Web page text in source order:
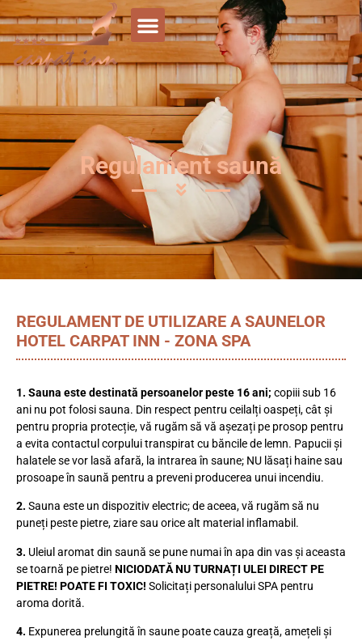
Regulament saună
REGULAMENT DE UTILIZARE A SAUNELOR
HOTEL CARPAT INN - ZONA SPA
1. Sauna este destinată persoanelor peste 16 ani; copiii sub 16
ani nu pot folosi sauna. Din respect pentru ceilalți oaspeți, cât și
pentru propria protecție, vă rugăm să vă așezați pe prosop pentru
a evita contactul corpului transpirat cu băncile de lemn. Papucii și
halatele se vor lasă afară, la intrarea în saune; NU lăsați haine sau
prosoape în saună pentru a preveni producerea unui incendiu.
2. Sauna este un dispozitiv electric; de aceea, vă rugăm să nu
puneți peste pietre, ziare sau orice alt material inflamabil.
3. Uleiul aromat din saună se pune numai în apa din vas și aceasta
se toarnă pe pietre! NICIODATĂ NU TURNAȚI ULEI DIRECT PE
PIETRE! POATE FI TOXIC! Solicitați personalului SPA pentru
aroma dorită.
4. Expunerea prelungită în saune poate cauza greață, amețeli și